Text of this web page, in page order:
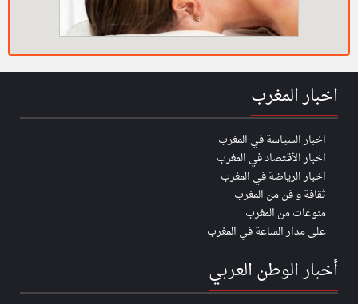
اخبار المغرب
اخبار السياسة في المغرب
اخبار الأقتصاد في المغرب
اخبار الرياضة في المغرب
ثقافة و فن من المغرب
منوعات من المغرب
على مدار الساعة في المغرب
أخبار الوطن العربي